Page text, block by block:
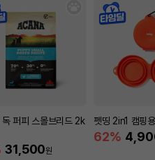
독 퍼피 스몰브리드 2k
31,500원
펫띵 2in1 캠핑
62%